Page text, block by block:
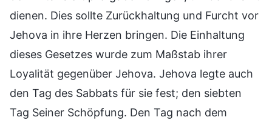
dienen. Dies sollte Zurückhaltung und Furcht vor
Jehova in ihre Herzen bringen. Die Einhaltung
dieses Gesetzes wurde zum Maßstab ihrer
Loyalität gegenüber Jehova. Jehova legte auch
den Tag des Sabbats für sie fest; den siebten
Tag Seiner Schöpfung. Den Tag nach dem